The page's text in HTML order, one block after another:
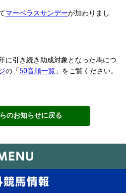
マーベラスサンデーが加わりまし
に引き続き助成対象となった馬につ
の「50音順一覧」をご覧ください。
のお知らせに戻る